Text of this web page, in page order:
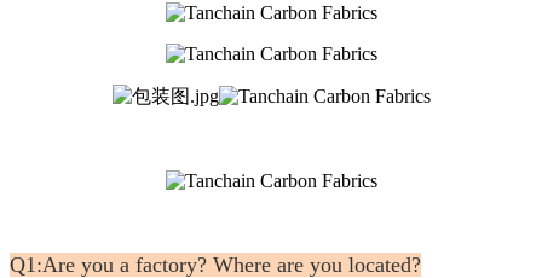
Q1:Are you a factory? Where are you located?